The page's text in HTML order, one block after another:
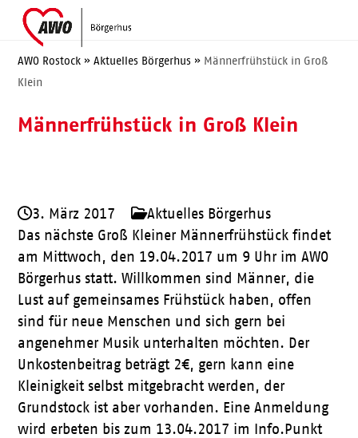
Skip
content
Open
mobile
menu
Close
mobile
menu
AWO Rostock »Aktuelles Börgerhus » Männerfrühstück in Groß
Klein
Männerfrühstück in Groß Klein
3. März 2017
Aktuelles Börgerhus
Das nächste Groß Kleiner Männerfrühstück findet
am Mittwoch, den 19.04.2017 um 9 Uhr im AWO
Börgerhus statt. Willkommen sind Männer, die
Lust auf gemeinsames Frühstück haben, offen
sind für neue Menschen und sich gern bei
angenehmer Musik unterhalten möchten. Der
Unkostenbeitrag beträgt 2€, gern kann eine
Kleinigkeit selbst mitgebracht werden, der
Grundstock ist aber vorhanden. Eine Anmeldung
wird erbeten bis zum 13.04.2017 im Info.Punkt